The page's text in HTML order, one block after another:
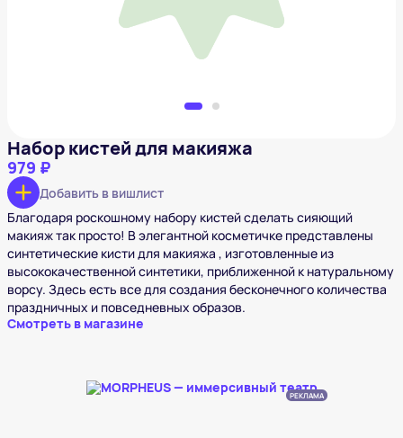
Набор кистей для макияжа
979 ₽
Добавить в вишлист
Благодаря роскошному набору кистей сделать сияющий
макияж так просто! В элегантной косметичке представлены
синтетические кисти для макияжа , изготовленные из
высококачественной синтетики, приближенной к натуральному
ворсу. Здесь есть все для создания бесконечного количества
праздничных и повседневных образов.
Смотреть в магазине
РЕКЛАМА